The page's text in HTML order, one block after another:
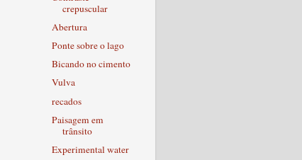
crepuscular
Abertura
Ponte sobre o lago
Bicando no cimento
Vulva
recados
Paisagem em
trânsito
Experimental water